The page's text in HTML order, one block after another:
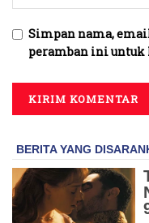
Simpan nama,
peramban ini untuk